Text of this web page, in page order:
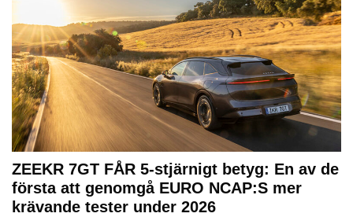
ZEEKR 7GT FÅR 5-stjärnigt betyg: En av de
första att genomgå EURO NCAP:S mer
krävande tester under 2026